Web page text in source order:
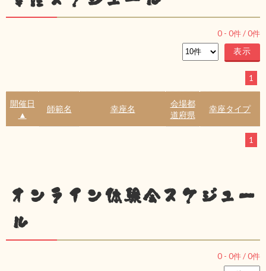
0 - 0件 /0件
1
開催日
▲
師範名 幸座名
会場都
道府県
幸座タイプ
1
オンライン体験会スケジュー
ル
0 - 0件 /0件